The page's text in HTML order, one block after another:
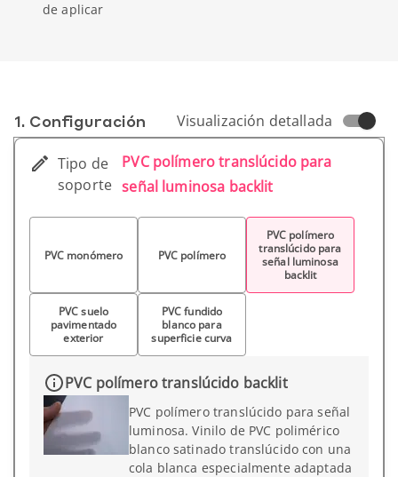
de aplicar
1. Conf­iguración Visualización detallada
Tipo de
soporte
PVC polímero translúcido para
señal luminosa backlit
PVC monómero PVC polímero
PVC polímero
translúcido para
señal luminosa
backlit
PVC suelo
pavimentado
exterior
PVC fundido
blanco para
superficie curva
PVC polímero translúcido backlit
PVC polímero translúcido para señal
luminosa. Vinilo de PVC polimérico
blanco satinado translúcido con una
cola blanca especialmente adaptada